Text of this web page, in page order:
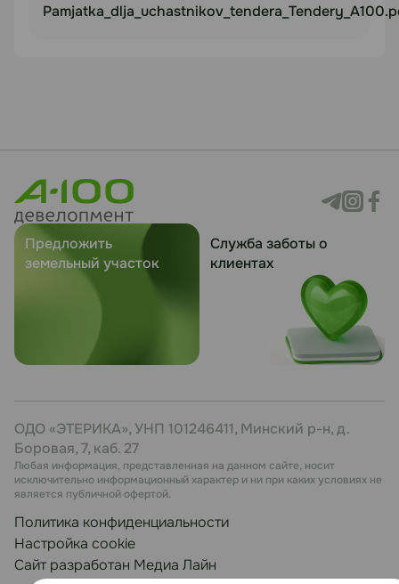
Предложить
земельный участок
Служба заботы о
клиентах
ОДО «ЭТЕРИКА», УНП 101246411, Минский р-н, д.
Боровая, 7, каб. 27
Любая информация, представленная на данном сайте, носит
исключительно информационный характер и ни при каких условиях не
является публичной офертой.
Политика конфиденциальности
Настройка cookie
Сайт разработан Медиа Лайн